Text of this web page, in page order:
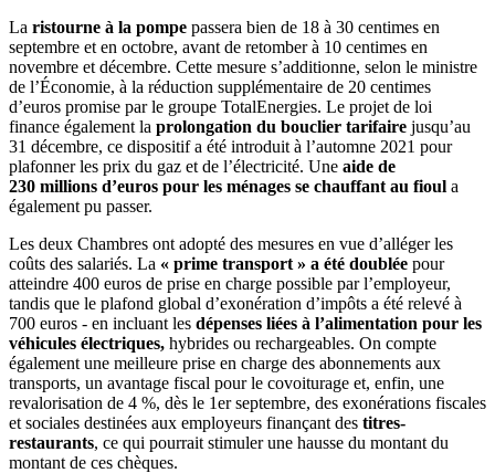
La ristourne à la pompe passera bien de 18 à 30 centimes en
septembre et en octobre, avant de retomber à 10 centimes en
novembre et décembre. Cette mesure s’additionne, selon le ministre
de l’Économie, à la réduction supplémentaire de 20 centimes
d’euros promise par le groupe TotalEnergies. Le projet de loi
finance également la prolongation du bouclier tarifaire jusqu’au
31 décembre, ce dispositif a été introduit à l’automne 2021 pour
plafonner les prix du gaz et de l’électricité. Une aide de
230 millions d’euros pour les ménages se chauffant au fioul a
également pu passer.
Les deux Chambres ont adopté des mesures en vue d’alléger les
coûts des salariés. La « prime transport » a été doublée pour
atteindre 400 euros de prise en charge possible par l’employeur,
tandis que le plafond global d’exonération d’impôts a été relevé à
700 euros - en incluant les dépenses liées à l’alimentation pour les
véhicules électriques, hybrides ou rechargeables. On compte
également une meilleure prise en charge des abonnements aux
transports, un avantage fiscal pour le covoiturage et, enfin, une
revalorisation de 4 %, dès le 1er septembre, des exonérations fiscales
et sociales destinées aux employeurs finançant des titres-
restaurants, ce qui pourrait stimuler une hausse du montant du
montant de ces chèques.